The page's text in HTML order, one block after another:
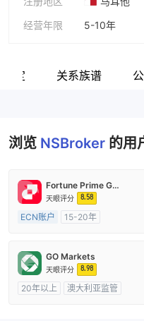
经营年限
5-10年
定 关系族谱
浏览 NSBroker 的用
Fortune Prime Global
天眼评分 8.58
ECN账户
15-20年
主标MT4
GO Markets
天眼评分 8.98
20年以上
澳大利亚监管